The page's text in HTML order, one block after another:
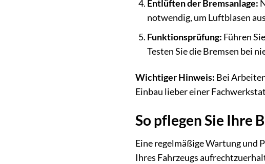
Entlüften der Bremsanlage:
notwendig, um Luftblasen
Funktionsprüfung: Führen
Testen Sie die Bremsen bei
Wichtiger Hinweis: Bei
Einbau lieber einer
So pflegen Sie Ihre
Eine regelmäßige Wartung und
Ihres Fahrzeugs